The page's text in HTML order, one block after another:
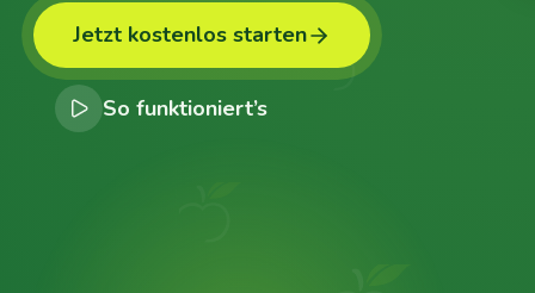
Jetzt kostenlos starten
So funktioniert’s